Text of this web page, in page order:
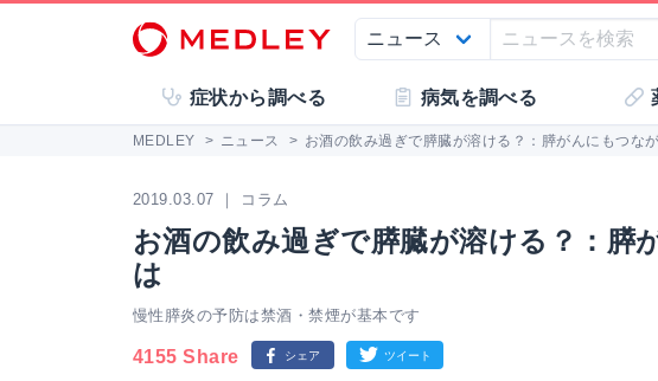
症状から調べる 病気を調べる
MEDLEY > ニュース > お酒の飲み過ぎで膵臓が溶ける？：膵がんにもつな
2019.03.07 ｜ コラム
お酒の飲み過ぎで膵臓が溶ける？：膵
は
慢性膵炎の予防は禁酒・禁煙が基本です
4155 Share